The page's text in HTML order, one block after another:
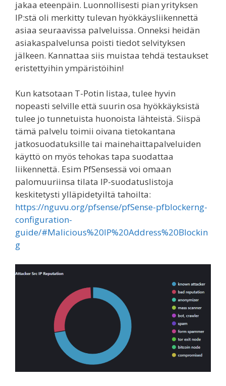
jakaa eteenpäin. Luonnollisesti pian yrityksen
IP:stä oli merkitty tulevan hyökkäysliikennettä
asiaa seuraavissa palveluissa. Onneksi heidän
asiakaspalvelunsa poisti tiedot selvityksen
jälkeen. Kannattaa siis muistaa tehdä testaukset
eristettyihin ympäristöihin!
Kun katsotaan T-Potin listaa, tulee hyvin
nopeasti selville että suurin osa hyökkäyksistä
tulee jo tunnetuista huonoista lähteistä. Siispä
tämä palvelu toimii oivana tietokantana
jatkosuodatuksille tai mainehaittapalveluiden
käyttö on myös tehokas tapa suodattaa
liikennettä. Esim PfSensessä voi omaan
palomuuriinsa tilata IP-suodatuslistoja
keskitetysti ylläpidetyiltä tahoilta:
https://nguvu.org/pfsense/pfSense-pfblockerng-
configuration-
guide/#Malicious%20IP%20Address%20Blockin
g